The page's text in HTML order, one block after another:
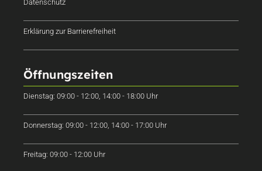
Datenschutz
Erklärung zur Barrierefreiheit
Öffnungszeiten
Dienstag: 09:00 - 12:00, 14:00 - 18:00 Uhr
Donnerstag: 09:00 - 12:00, 14:00 - 17:00 Uhr
Freitag: 09:00 - 12:00 Uhr